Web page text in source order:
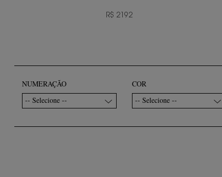
R$ 2192
NUMERAÇÃO
-- Selecione --
COR
-- Selecione --